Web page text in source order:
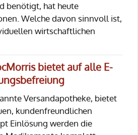
benötigt, hat heute
Welche davon sinnvoll ist,
wirtschaftlichen
bietet auf alle E-
Versandapotheke, bietet
kundenfreundlichen
Einlösung werden die